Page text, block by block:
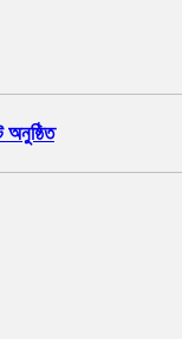
অনুষ্ঠিত